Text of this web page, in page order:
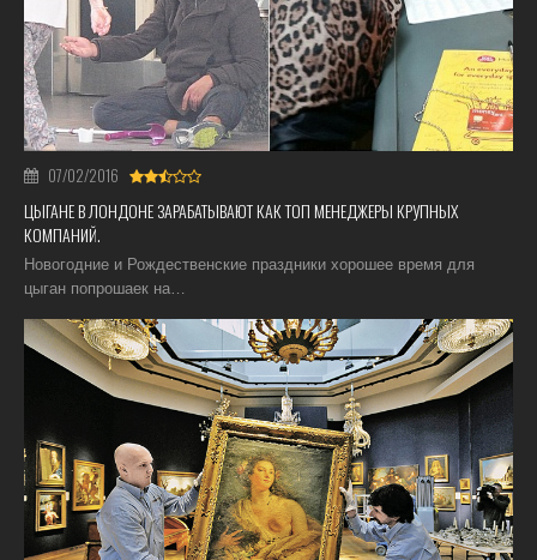
07/02/2016
ЦЫГАНЕ В ЛОНДОНЕ ЗАРАБАТЫВАЮТ КАК ТОП МЕНЕДЖЕРЫ КРУПНЫХ
КОМПАНИЙ.
Новогодние и Рождественские праздники хорошее время для
цыган попрошаек на…